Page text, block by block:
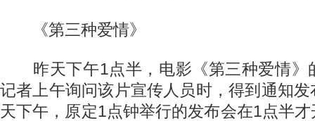
《第三种爱情》
昨天下午1点半，电影《第三种爱情》
记者上午询问该片宣传人员时，得到通知
天下午，原定1点钟举行的发布会在1点半